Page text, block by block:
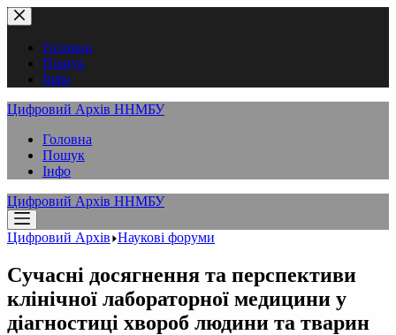
Перейти
до
вмістуГоловна
Пошук
Інфо
Цифровий Архів ННМБУ
Головна
Пошук
Інфо
Цифровий Архів ННМБУ
Цифровий Архів Наукові форуми
Cучасні досягнення та перспективи
клінічної лабораторної медицини у
діагностиці хвороб людини та тварин